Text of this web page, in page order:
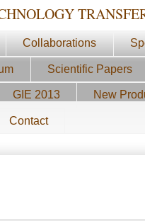
Collaborations
Scientific Papers
GIE 2013 New
Contact